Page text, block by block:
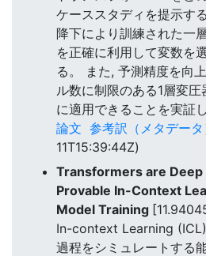
ケーススタディを提示す
降下により訓練された一
を正確に利用して変数を
る。 また, 予測精度を向
ル数に制限のある1層変
に適用できることを実証し
論文 参考訳（メタデータ
11T15:39:44Z)
Transformers are
Provable In-Context
Model Training
In-context Learning
過程をシミュレートする